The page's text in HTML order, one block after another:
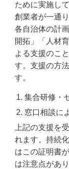
ために実施し
創業者が一通
各自治体の計
開拓」「人材
よる支援のこ
す。支援の方
す。
集合研修・
窓口相談に
上記の支援を
れます。持続
はこの証明書
は注意点があり